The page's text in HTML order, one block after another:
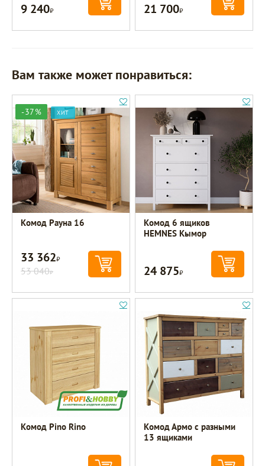
9 240Р 21 700Р
Вам также может понравиться:
-37% ХИТ
Комод Рауна 16
33 362Р
53 040Р
Комод 6 ящиков
HEMNES Кымор
24 875Р
Комод Pino Rino
Комод Армо с разными
13 ящиками